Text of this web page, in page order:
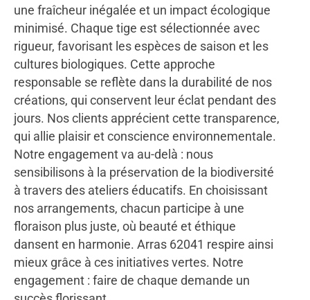
une fraîcheur inégalée et un impact écologique
minimisé. Chaque tige est sélectionnée avec
rigueur, favorisant les espèces de saison et les
cultures biologiques. Cette approche
responsable se reflète dans la durabilité de nos
créations, qui conservent leur éclat pendant des
jours. Nos clients apprécient cette transparence,
qui allie plaisir et conscience environnementale.
Notre engagement va au-delà : nous
sensibilisons à la préservation de la biodiversité
à travers des ateliers éducatifs. En choisissant
nos arrangements, chacun participe à une
floraison plus juste, où beauté et éthique
dansent en harmonie. Arras 62041 respire ainsi
mieux grâce à ces initiatives vertes. Notre
engagement : faire de chaque demande un